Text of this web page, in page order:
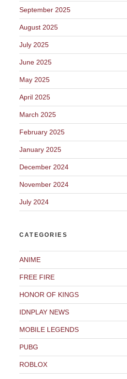
September 2025
August 2025
July 2025
June 2025
May 2025
April 2025
March 2025
February 2025
January 2025
December 2024
November 2024
July 2024
CATEGORIES
ANIME
FREE FIRE
HONOR OF KINGS
IDNPLAY NEWS
MOBILE LEGENDS
PUBG
ROBLOX